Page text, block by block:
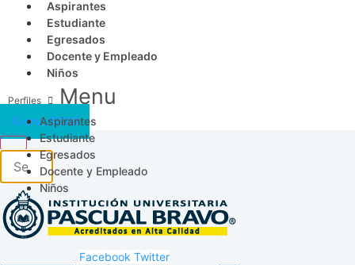
Aspirantes
Estudiante
Egresados
Docente y Empleado
Niños
Menu
Aspirantes
Estudiante
Egresados
Docente y Empleado
Niños
Acceso SICAU
Facebook Twitter